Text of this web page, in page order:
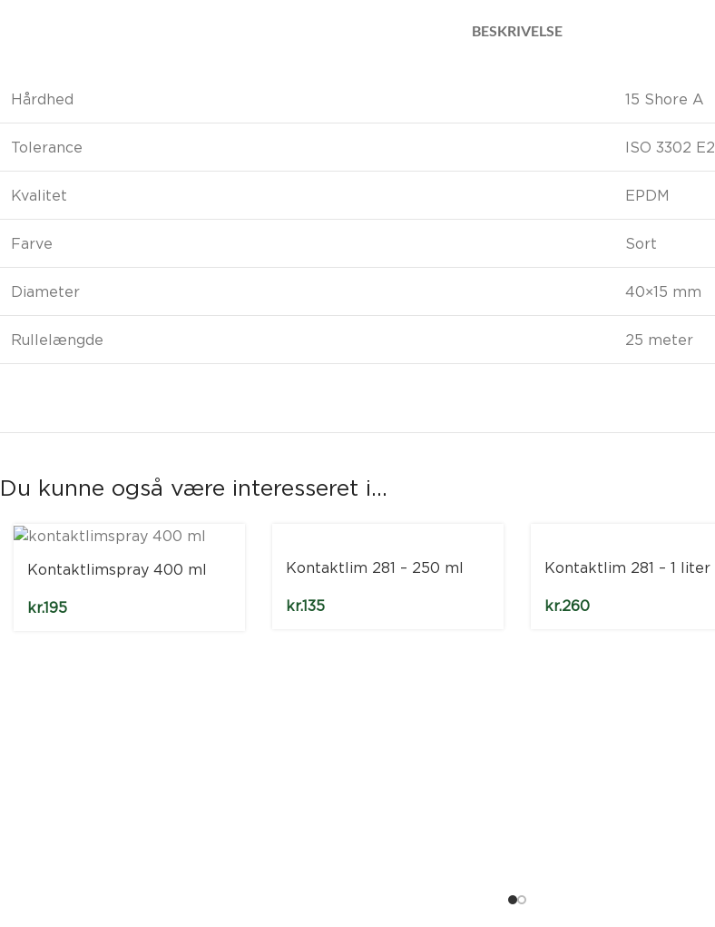
BESKRIVELSE
Hårdhed 15 Shore A
Tolerance ISO 3302 E2
Kvalitet EPDM
Farve Sort
Diameter 40×15 mm
Rullelængde 25 meter
Du kunne også være interesseret i...
Kontaktlimspray 400 ml
kr.195
Kontaktlim 281 – 250 ml
kr.135
Kontaktlim 281 – 1 liter
kr.260